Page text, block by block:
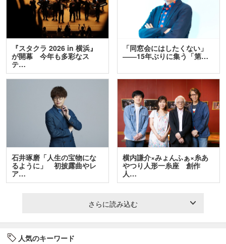
『スタクラ 2026 in 横浜』
が開幕 今年も多彩なス
テ…
「同窓会にはしたくない」
――15年ぶりに集う「第…
石井琢磨「人生の宝物にな
るように」 初披露曲やレ
ア…
横内謙介×みょんふぁ×糸あ
やつり人形一糸座 創作
人…
さらに読み込む
人気のキーワード